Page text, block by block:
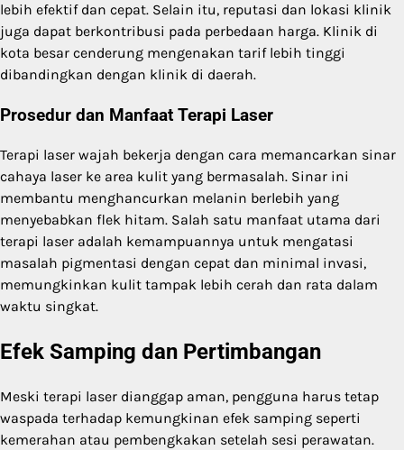
lebih efektif dan cepat. Selain itu, reputasi dan lokasi klinik
juga dapat berkontribusi pada perbedaan harga. Klinik di
kota besar cenderung mengenakan tarif lebih tinggi
dibandingkan dengan klinik di daerah.
Prosedur dan Manfaat Terapi Laser
Terapi laser wajah bekerja dengan cara memancarkan sinar
cahaya laser ke area kulit yang bermasalah. Sinar ini
membantu menghancurkan melanin berlebih yang
menyebabkan flek hitam. Salah satu manfaat utama dari
terapi laser adalah kemampuannya untuk mengatasi
masalah pigmentasi dengan cepat dan minimal invasi,
memungkinkan kulit tampak lebih cerah dan rata dalam
waktu singkat.
Efek Samping dan Pertimbangan
Meski terapi laser dianggap aman, pengguna harus tetap
waspada terhadap kemungkinan efek samping seperti
kemerahan atau pembengkakan setelah sesi perawatan.